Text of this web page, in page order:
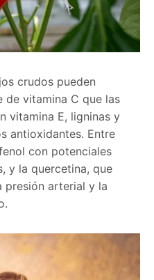
crudos pueden
de vitamina C que las
vitamina E, ligninas y
antioxidantes. Entre
con potenciales
y la quercetina, que
presión arterial y la